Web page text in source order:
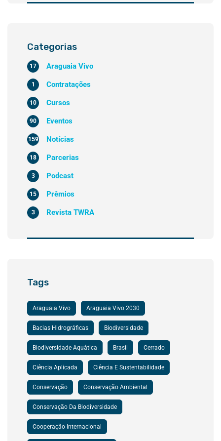
Categorias
Araguaia Vivo
17
Contratações
1
Cursos
10
Eventos
90
Notícias
159
Parcerias
18
Podcast
3
Prêmios
15
Revista TWRA
3
Tags
Araguaia Vivo Araguaia Vivo 2030
Bacias Hidrográficas Biodiversidade
Biodiversidade Aquática Brasil Cerrado
Ciência Aplicada Ciência E Sustentabilidade
Conservação Conservação Ambiental
Conservação Da Biodiversidade
Cooperação Internacional